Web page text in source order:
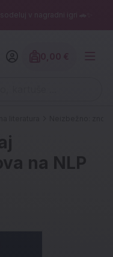
v nagradni igri 🚗✨
kartuše ...)
na NLP